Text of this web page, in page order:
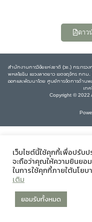
ดาว
สำนักงานการวิจัยแห่งชาติ (วช.) กระทร
พหลโยธิน แขวงลาดยาว เขตจตุจักร กท
ออกและพัฒนาโดย ศูนย์การจัดการด้านพ
เท
Copyright © 2022
เว็บไซต์นี้ใช้คุกกี้เพื่อปรับ
จะถือว่าคุณให้ความยินยอม
ในการใช้คุกกี้ภายใต้นโยบ
เติม
ยอมรับทั้งหมด